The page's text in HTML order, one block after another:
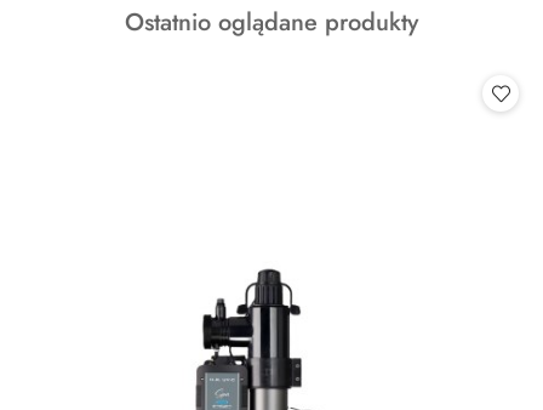
statusie:
Produkty
Ostatnio oglądane produkty